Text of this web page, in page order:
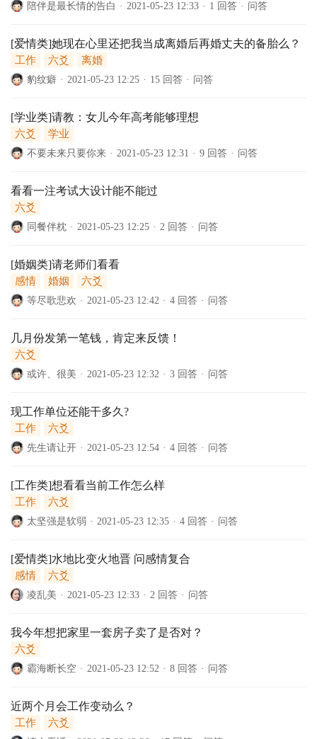
陪伴是最长情的告白 · 2021-05-23 12:33 · 1 回答 · 问答
[爱情类]她现在心里还把我当成离婚后再婚丈夫的备胎么？
工作 六爻 离婚
豹纹癖 · 2021-05-23 12:25 · 15 回答 · 问答
[学业类]请教：女儿今年高考能够理想
六爻 学业
不要未来只要你来 · 2021-05-23 12:31 · 9 回答 · 问答
看看一注考试大设计能不能过
六爻
同餐伴枕 · 2021-05-23 12:25 · 2 回答 · 问答
[婚姻类]请老师们看看
感情 婚姻 六爻
等尽歌悲欢 · 2021-05-23 12:42 · 4 回答 · 问答
几月份发第一笔钱，肯定来反馈！
六爻
或许、很美 · 2021-05-23 12:32 · 3 回答 · 问答
现工作单位还能干多久?
工作 六爻
先生请让开 · 2021-05-23 12:54 · 4 回答 · 问答
[工作类]想看看当前工作怎么样
工作 六爻
太坚强是软弱 · 2021-05-23 12:35 · 4 回答 · 问答
[爱情类]水地比变火地晋 问感情复合
感情 六爻
凌乱美 · 2021-05-23 12:33 · 2 回答 · 问答
我今年想把家里一套房子卖了是否对？
六爻
霸海断长空 · 2021-05-23 12:52 · 8 回答 · 问答
近两个月会工作变动么？
工作 六爻